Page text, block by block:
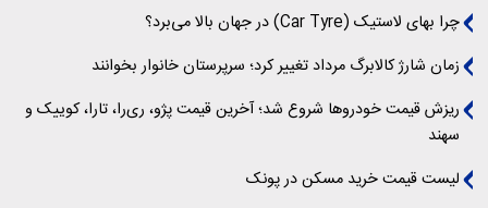
چرا بهای لاستیک (Car Tyre) در جهان بالا می‌برد؟
زمان شارژ کالابرگ مرداد تغییر کرد؛ سرپرستان خانوار بخوانند
ریزش قیمت خودروها شروع شد؛ آخرین قیمت پژو، ری‌را، تارا، کوییک و
سهند
لیست قیمت خرید مسکن در پونک